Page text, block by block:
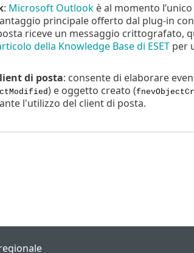
: Microsoft Outlookè al momento
principale offerto dal plug-in
riceve un messaggio crittografato,
della Knowledge Base di ESETper
di posta: consente di elaborare
) e oggetto creato (
l'utilizzo del client di posta.